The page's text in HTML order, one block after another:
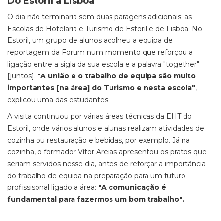
O dia não terminaria sem duas paragens adicionais: as
Escolas de Hotelaria e Turismo de Estoril e de Lisboa. No
Estoril, um grupo de alunos acolheu a equipa de
reportagem da Forum num momento que reforçou a
ligação entre a sigla da sua escola e a palavra "together"
[juntos]. "A união e o trabalho de equipa são muito
importantes [na área] do Turismo e nesta escola",
explicou uma das estudantes.
A visita continuou por várias áreas técnicas da EHT do
Estoril, onde vários alunos e alunas realizam atividades de
cozinha ou restauração e bebidas, por exemplo. Já na
cozinha, o formador Vítor Areias apresentou os pratos que
seriam servidos nesse dia, antes de reforçar a importância
do trabalho de equipa na preparação para um futuro
profissisonal ligado a área: "A comunicação é
fundamental para fazermos um bom trabalho".